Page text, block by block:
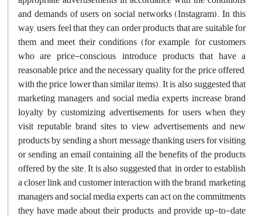
and demands of users on social networks (Instagram). In this
way, users feel that they can order products that are suitable for
them and meet their conditions (for example, for customers
who are price-conscious, introduce products that have a
reasonable price and the necessary quality for the price offered,
with the price lower than similar items). It is also suggested that
marketing managers and social media experts increase brand
loyalty by customizing advertisements for users when they
visit reputable brand sites to view advertisements and new
products by sending a short message thanking users for visiting
or sending an email containing all the benefits of the products
offered by the site. It is also suggested that, in order to establish
a closer link and customer interaction with the brand, marketing
managers and social media experts can act on the commitments
they have made about their products, and provide up-to-date